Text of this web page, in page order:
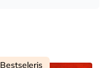
Bestseleris